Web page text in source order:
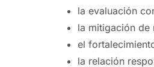
la evaluación
la mitigación de
el
la relación